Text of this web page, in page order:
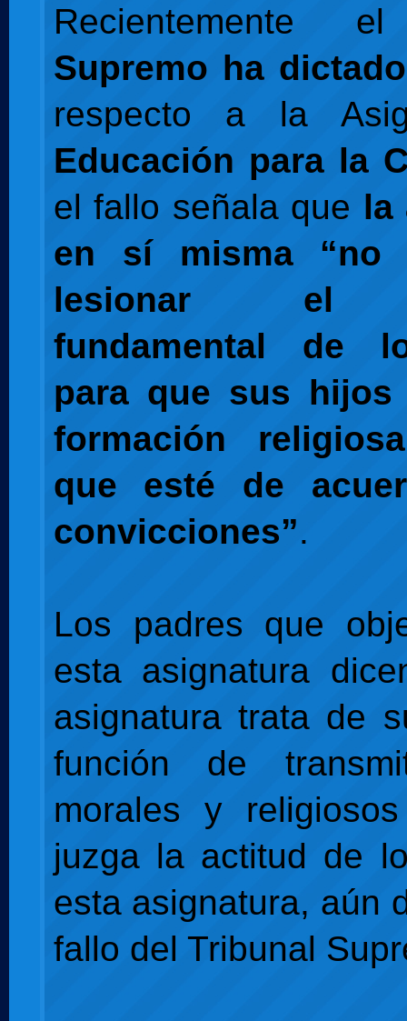
Recientemente
Supremo ha
respecto a la
Educación para la
el fallo señala que la
en sí misma “no
lesionar el
fundamental de
para que sus hijos
formación
que esté de
convicciones”.
Los padres que
esta asignatura
asignatura trata de
función de
morales y
juzga la actitud de
esta asignatura, aún
fallo del Tribunal